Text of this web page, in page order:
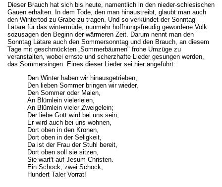
Dieser Brauch hat sich bis heute, namentlich in den nieder-schlesischen
Gauen erhalten. In dem Tode, den man hinaustreibt, glaubt man auch
den Wintertod zu Grabe zu tragen. Und so verkündet der Sonntag
Lätare für das wintermüde, nunmehr hoffnungsfreudig gewordene Volk
sozusagen den Beginn der wärmeren Zeit. Darum nennt man den
Sonntag Lätare auch den Sommersonntag und den Brauch, an diesem
Tage mit geschmückten „Sommerbäumen" frohe Umzüge zu
veranstalten, wobei ernste und scherzhafte Lieder gesungen werden,
das Sommersingen. Eines dieser Lieder sei hier angeführt:
Den Winter haben wir hinausgetrieben,
Den lieben Sommer bringen wir wieder,
Den Sommer oder Maien,
An Blümlein vielerleien,
An Blümlein vieler Zweigelein;
Der liebe Gott wird bei uns sein,
Er wird auch bei uns wohnen,
Dort oben in den Kronen,
Dort oben in der Seligkeit,
Da ist der Frau der Stuhl bereit,
Dort oben soll sie sitzen,
Sie wart't auf Jesum Christen.
Ein Schock, zwei Schock,
Hundert Taler Vorrat!